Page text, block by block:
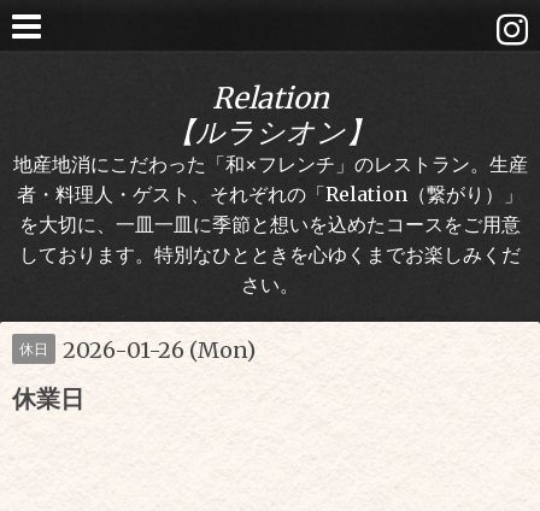
Relation
【ルラシオン】
地産地消にこだわった「和×フレンチ」のレストラン。生産
者・料理人・ゲスト、それぞれの「Relation（繋がり）」
を大切に、一皿一皿に季節と想いを込めたコースをご用意
しております。特別なひとときを心ゆくまでお楽しみくだ
さい。
休日 2026-01-26 (Mon)
休業日